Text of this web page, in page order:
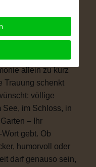
eine Hochzeit, die
ist eine kirchliche
Vielleicht ist
allein zu kurz
Trauung schenkt
völlige
See, im Schloss, in
– Ihr
gebt. Ob
humorvoll oder
darf genauso sein,